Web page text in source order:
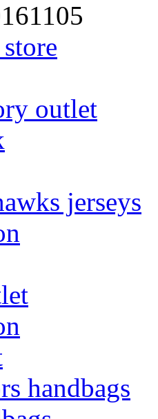
outlet
jerseys
handbags